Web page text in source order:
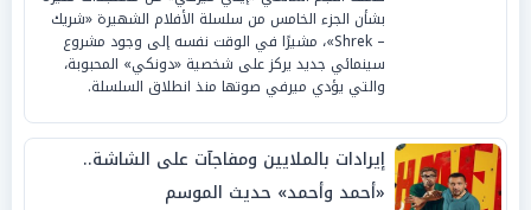
بشأن الجزء الخامس من سلسلة الأفلام الشهيرة «شريك
– Shrek»، مشيرًا في الوقت نفسه إلى وجود مشروع
سينمائي جديد يركز على شخصية «دونكي» المحبوبة،
والتي يؤدي ميرفي صوتها منذ انطلاق السلسلة.
إيرادات بالملايين ومفاجآت على الشاشة..
«أحمد وأحمد» حديث الموسم